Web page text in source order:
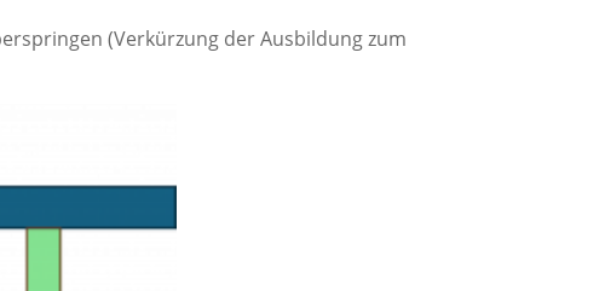
(Verkürzung der Ausbildung zum